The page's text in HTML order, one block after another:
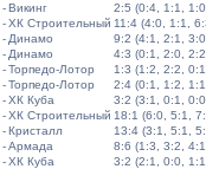
-Викинг
2:5 (0:4, 1:1,
-ХК Строительный 11:4 (4:0, 1:1,
- Динамо
9:2 (4:1, 2:1,
- Динамо
4:3 (0:1, 2:0,
-Торпедо-Лотор
1:3 (1:2, 2:2,
-Торпедо-Лотор
2:4 (0:1, 1:2,
-ХК Куба
3:2 (3:1, 0:1,
-ХК Строительный 18:1 (6:0, 5:1,
-Кристалл
13:4 (3:1, 5:1,
-Армада
8:6 (1:3, 3:2,
-ХК Куба
3:2 (2:1, 0:0,